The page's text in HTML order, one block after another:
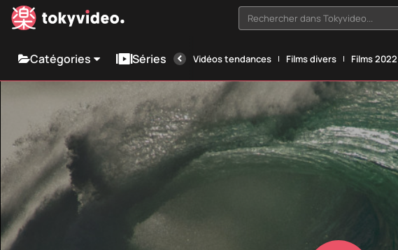
Rechercher dans Tokyvideo...
Catégories Séries Vidéos tendances Films divers Films 2022